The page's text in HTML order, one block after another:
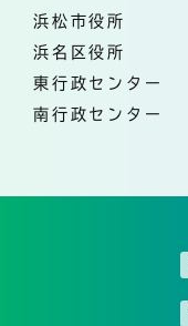
浜松市役所
浜名区役所
東行政センター
南行政センター